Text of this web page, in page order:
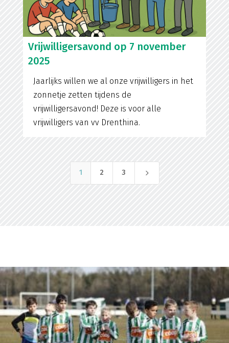
Vrijwilligersavond op 7 november
2025
Jaarlijks willen we al onze vrijwilligers in het
zonnetje zetten tijdens de
vrijwilligersavond! Deze is voor alle
vrijwilligers van vv Drenthina.
1 2 3 5